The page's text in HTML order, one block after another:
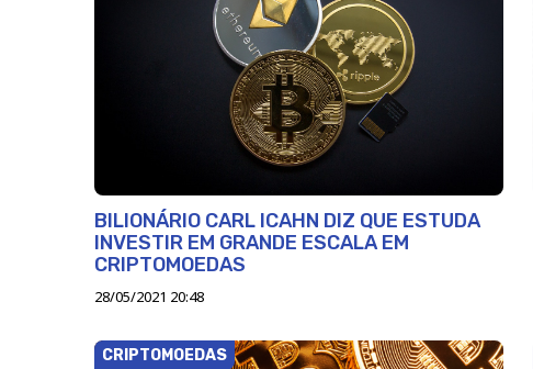
BILIONÁRIO CARL ICAHN DIZ QUE ESTUDA
INVESTIR EM GRANDE ESCALA EM
CRIPTOMOEDAS
28/05/2021 20:48
CRIPTOMOEDAS